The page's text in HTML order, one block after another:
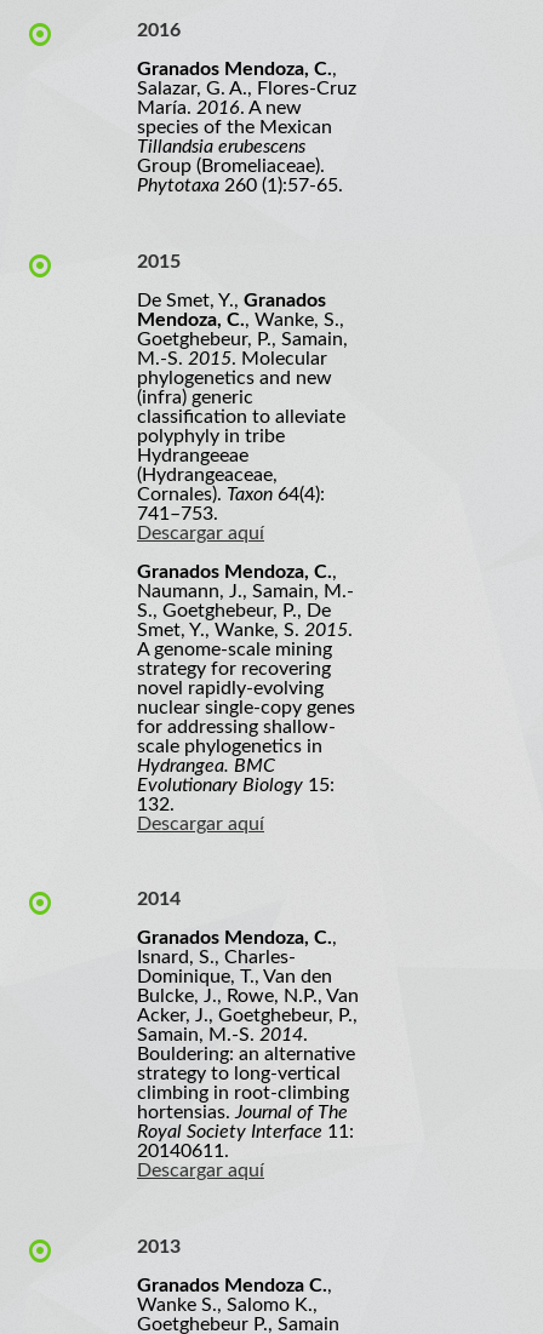
2016
Granados Mendoza, C.,
Salazar, G. A., Flores-Cruz
María. 2016. A new
species of the Mexican
Tillandsia erubescens
Group (Bromeliaceae).
Phytotaxa 260 (1):57-65.
2015
De Smet, Y., Granados
Mendoza, C., Wanke, S.,
Goetghebeur, P., Samain,
M.-S. 2015. Molecular
phylogenetics and new
(infra) generic
classification to alleviate
polyphyly in tribe
Hydrangeeae
(Hydrangeaceae,
Cornales). Taxon 64(4):
741–753.
Descargar aquí
Granados Mendoza, C.,
Naumann, J., Samain, M.-
S., Goetghebeur, P., De
Smet, Y., Wanke, S. 2015.
A genome-scale mining
strategy for recovering
novel rapidly-evolving
nuclear single-copy genes
for addressing shallow-
scale phylogenetics in
Hydrangea. BMC
Evolutionary Biology 15:
132.
Descargar aquí
2014
Granados Mendoza, C.,
Isnard, S., Charles-
Dominique, T., Van den
Bulcke, J., Rowe, N.P., Van
Acker, J., Goetghebeur, P.,
Samain, M.-S. 2014.
Bouldering: an alternative
strategy to long-vertical
climbing in root-climbing
hortensias.Journal of The
Royal Society Interface 11:
20140611.
Descargar aquí
2013
Granados Mendoza C.,
Wanke S., Salomo K.,
Goetghebeur P., Samain